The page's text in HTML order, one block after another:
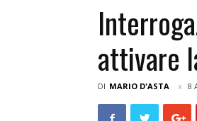
attivare
DI MARIO D'ASTA 8